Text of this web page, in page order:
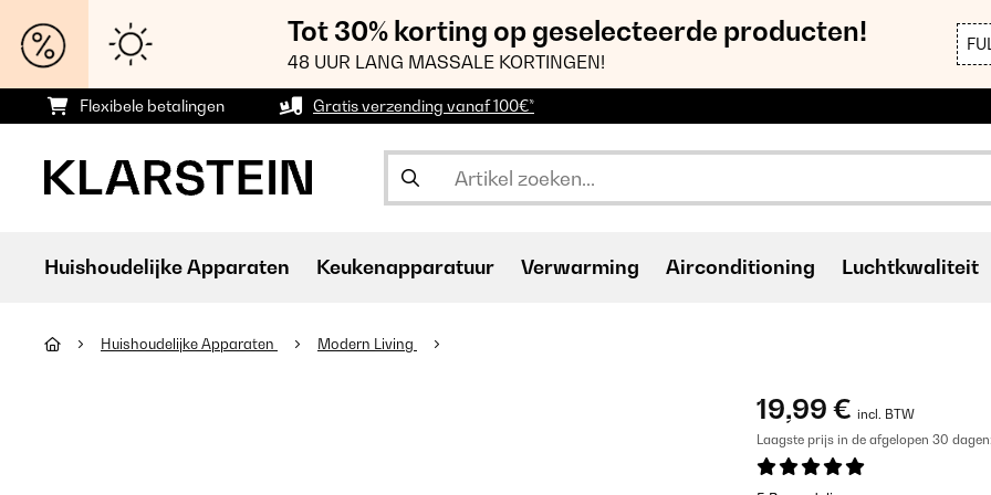
Tot 30% korting op geselecteerde producten!
48 UUR LANG MASSALE KORTINGEN!
Flexibele betalingen Gratis verzending vanaf 100€*
Huishoudelijke Apparaten Keukenapparatuur Verwarming Airconditioning Luchtkwaliteit
Huishoudelijke Apparaten Modern Living
19,99 € incl. BTW
Laagste prijs in de afgelopen 30 dagen: